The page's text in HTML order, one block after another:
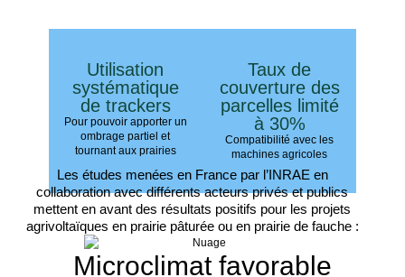
Utilisation
systématique
de trackers
Pour pouvoir apporter un
ombrage partiel et
tournant aux prairies
Taux de
couverture des
parcelles limité
à 30%
Compatibilité avec les
machines agricoles
Les études menées en France par l’INRAE en
collaboration avec différents acteurs privés et publics
mettent en avant des résultats positifs pour les projets
agrivoltaïques en prairie pâturée ou en prairie de fauche :
Microclimat favorable